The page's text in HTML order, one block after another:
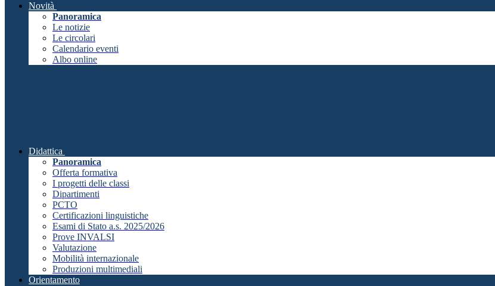
Novità
Panoramica
Le notizie
Le circolari
Calendario eventi
Albo online
Didattica
Panoramica
Offerta formativa
I progetti delle classi
Dipartimenti
PCTO
Certificazioni linguistiche
Esami di Stato a.s. 2025/2026
Prove INVALSI
Valutazione
Mobilità internazionale
Produzioni multimediali
Orientamento